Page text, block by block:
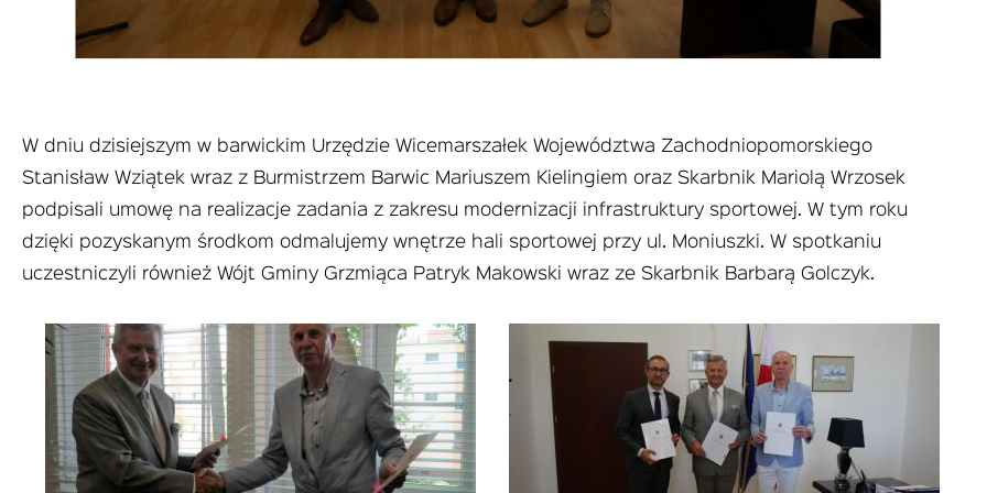
W dniu dzisiejszym w barwickim Urzędzie Wicemarszałek Województwa Zachodniopomorskiego
Stanisław Wziątek wraz z Burmistrzem Barwic Mariuszem Kielingiem oraz Skarbnik Mariolą Wrzosek
podpisali umowę na realizacje zadania z zakresu modernizacji infrastruktury sportowej. W tym roku
dzięki pozyskanym środkom odmalujemy wnętrze hali sportowej przy ul. Moniuszki. W spotkaniu
uczestniczyli również Wójt Gminy Grzmiąca Patryk Makowski wraz ze Skarbnik Barbarą Golczyk.